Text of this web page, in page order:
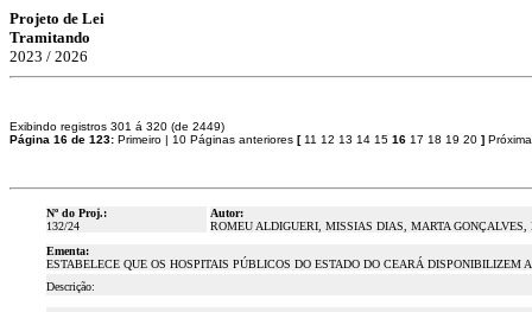
Projeto de Lei
Tramitando
2023 / 2026
Exibindo registros 301 á 320 (de 2449)
Página 16 de 123: Primeiro | 10 Páginas anteriores [ 11 12 13 14 15 16 17 18 19 20 ]
Nº do Proj.:
132/24
Autor:
ROMEU ALDIGUERI, MISSIAS DIAS, MARTA GONÇALVES,
Ementa:
ESTABELECE QUE OS HOSPITAIS PÚBLICOS DO ESTADO DO CEARÁ
Descrição: